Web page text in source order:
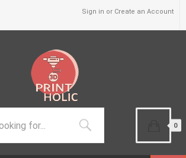
Sign in or Create an Account
0